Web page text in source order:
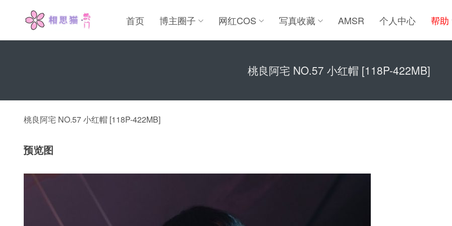
首页 博主圈子 网红COS 写真收藏 AMSR 个人中心 帮助
桃良阿宅 NO.57 小红帽 [118P-422MB]
桃良阿宅 NO.57 小红帽 [118P-422MB]
预览图